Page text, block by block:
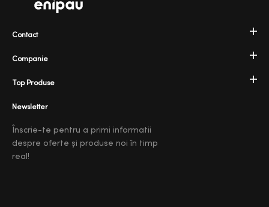
Companie
Top Produse
Contact
Newsletter
Înscrie-te pentru a primi informatii
despre oferte și produse noi în timp
real!